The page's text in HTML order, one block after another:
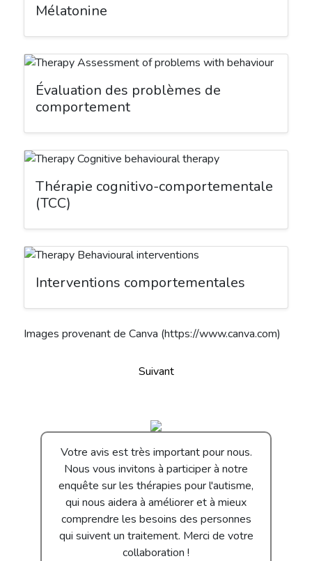
Mélatonine
Évaluation des problèmes de
comportement
Thérapie cognitivo-comportementale
(TCC)
Interventions comportementales
Images provenant de Canva (https://www.canva.com)
Suivant
Votre avis est très important pour nous.
Nous vous invitons à participer à notre
enquête sur les thérapies pour l'autisme,
qui nous aidera à améliorer et à mieux
comprendre les besoins des personnes
qui suivent un traitement. Merci de votre
collaboration !